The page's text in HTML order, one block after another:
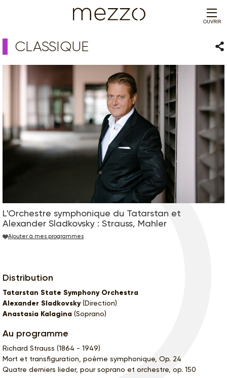
OUVRIR
CLASSIQUE
L'Orchestre symphonique du Tatarstan et
Alexander Sladkovsky : Strauss, Mahler
Ajouter à mes programmes
Distribution
Tatarstan State Symphony Orchestra
Alexander Sladkovsky(Direction)
Anastasia Kalagina (Soprano)
Au programme
Richard Strauss (1864 - 1949)
Mort et transfiguration, poème symphonique, Op. 24
Quatre derniers lieder, pour soprano et orchestre, op. 150